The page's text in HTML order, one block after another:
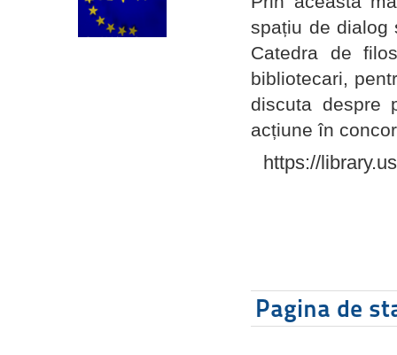
spațiu de dialog
Catedra de
bibliotecari,
discuta despre
acțiune în
https://
Pagina de